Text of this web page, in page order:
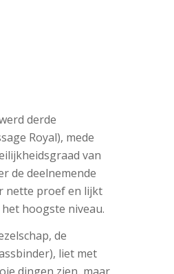
derde
Royal), mede
van
de deelnemende
nette proef en lijkt
hoogste niveau.
de
liet met